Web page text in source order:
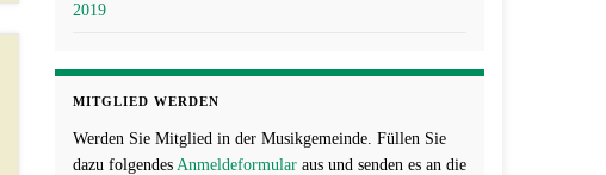
2019
MITGLIED WERDEN
Werden Sie Mitglied in der Musikgemeinde. Füllen Sie
dazu folgendes Anmeldeformular aus und senden es an die